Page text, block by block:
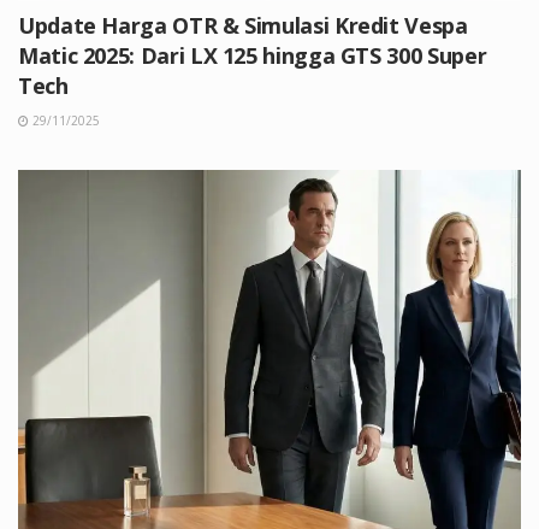
Update Harga OTR & Simulasi Kredit Vespa
Matic 2025: Dari LX 125 hingga GTS 300 Super
Tech
29/11/2025